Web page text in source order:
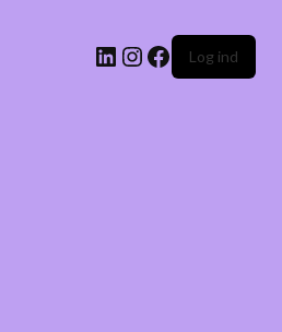
Log ind